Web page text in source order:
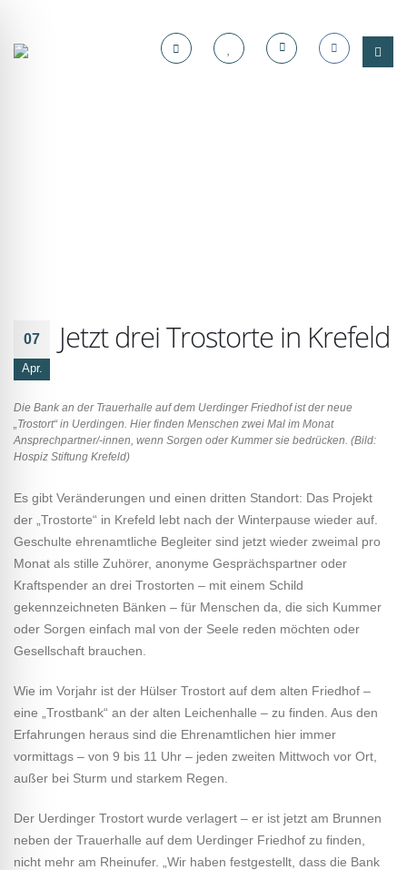
07
Apr.
Jetzt drei Trostorte in Krefeld
Die Bank an der Trauerhalle auf dem Uerdinger Friedhof ist der neue
„Trostort“ in Uerdingen. Hier finden Menschen zwei Mal im Monat
Ansprechpartner/-innen, wenn Sorgen oder Kummer sie bedrücken. (Bild:
Hospiz Stiftung Krefeld)
Es gibt Veränderungen und einen dritten Standort: Das Projekt
der „Trostorte“ in Krefeld lebt nach der Winterpause wieder auf.
Geschulte ehrenamtliche Begleiter sind jetzt wieder zweimal pro
Monat als stille Zuhörer, anonyme Gesprächspartner oder
Kraftspender an drei Trostorten – mit einem Schild
gekennzeichneten Bänken – für Menschen da, die sich Kummer
oder Sorgen einfach mal von der Seele reden möchten oder
Gesellschaft brauchen.
Wie im Vorjahr ist der Hülser Trostort auf dem alten Friedhof –
eine „Trostbank“ an der alten Leichenhalle – zu finden. Aus den
Erfahrungen heraus sind die Ehrenamtlichen hier immer
vormittags – von 9 bis 11 Uhr – jeden zweiten Mittwoch vor Ort,
außer bei Sturm und starkem Regen.
Der Uerdinger Trostort wurde verlagert – er ist jetzt am Brunnen
neben der Trauerhalle auf dem Uerdinger Friedhof zu finden,
nicht mehr am Rheinufer. „Wir haben festgestellt, dass die Bank